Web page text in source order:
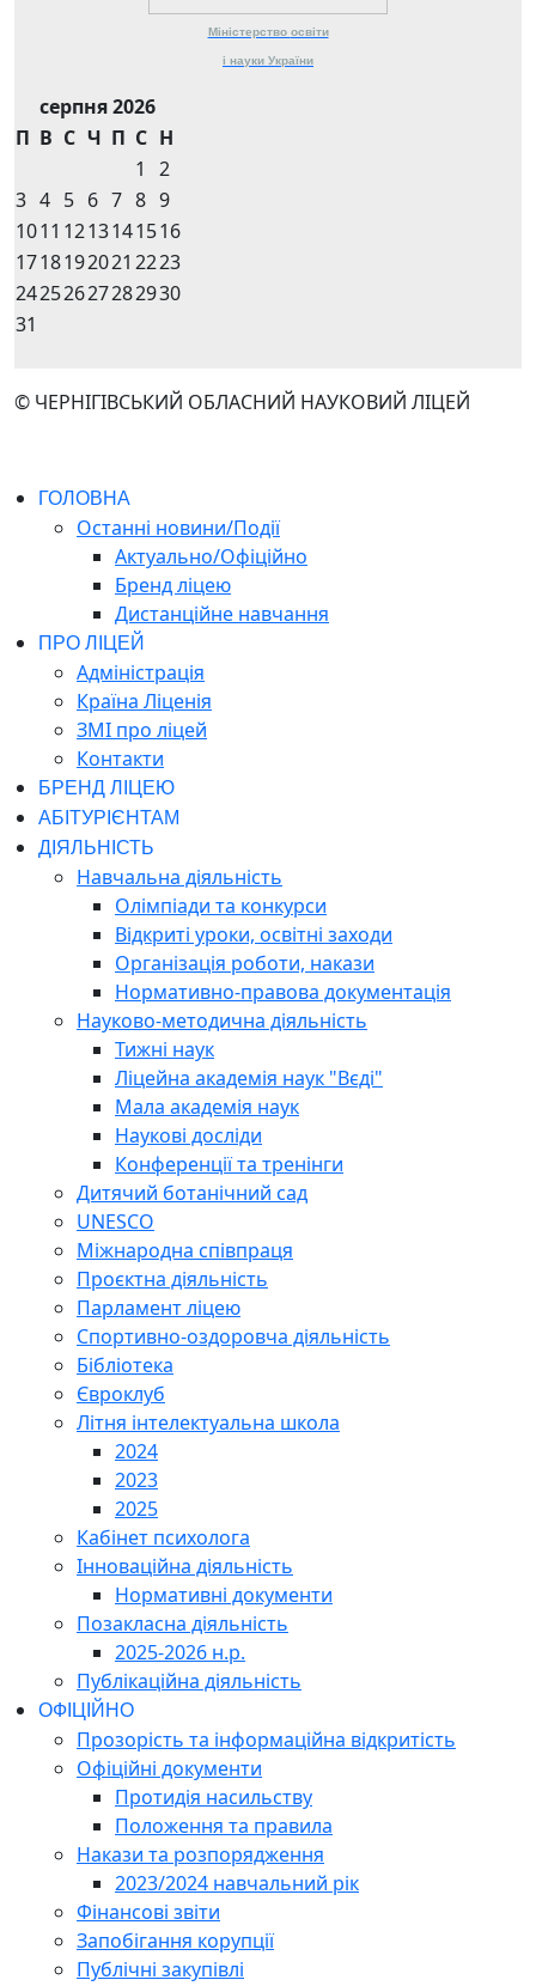
Міністерство освіти
і науки України
серпня 2026
П В С Ч П С Н
1
2
3 4 5 6 7 8 9
1011 1213141516
1718192021 2223
24252627282930
31
© ЧЕРНІГІВСЬКИЙ ОБЛАСНИЙ НАУКОВИЙ ЛІЦЕЙ
ГОЛОВНА
Останні новини/Події
Актуально/Офіційно
Бренд ліцею
Дистанційне навчання
ПРО ЛІЦЕЙ
Адміністрація
Країна Ліценія
ЗМІ про ліцей
Контакти
БРЕНД ЛІЦЕЮ
АБІТУРІЄНТАМ
ДІЯЛЬНІСТЬ
Навчальна діяльність
Олімпіади та конкурси
Відкриті уроки, освітні заходи
Організація роботи, накази
Нормативно-правова документація
Науково-методична діяльність
Тижні наук
Ліцейна академія наук "Вєді"
Мала академія наук
Наукові досліди
Конференції та тренінги
Дитячий ботанічний сад
UNESCO
Міжнародна співпраця
Проєктна діяльність
Парламент ліцею
Спортивно-оздоровча діяльність
Бібліотека
Євроклуб
Літня інтелектуальна школа
2024
2023
2025
Кабінет психолога
Інноваційна діяльність
Нормативні документи
Позакласна діяльність
2025-2026 н.р.
Публікаційна діяльність
ОФІЦІЙНО
Прозорість та інформаційна відкритість
Офіційні документи
Протидія насильству
Положення та правила
Накази та розпорядження
2023/2024 навчальний рік
Фінансові звіти
Запобігання корупції
Публічні закупівлі